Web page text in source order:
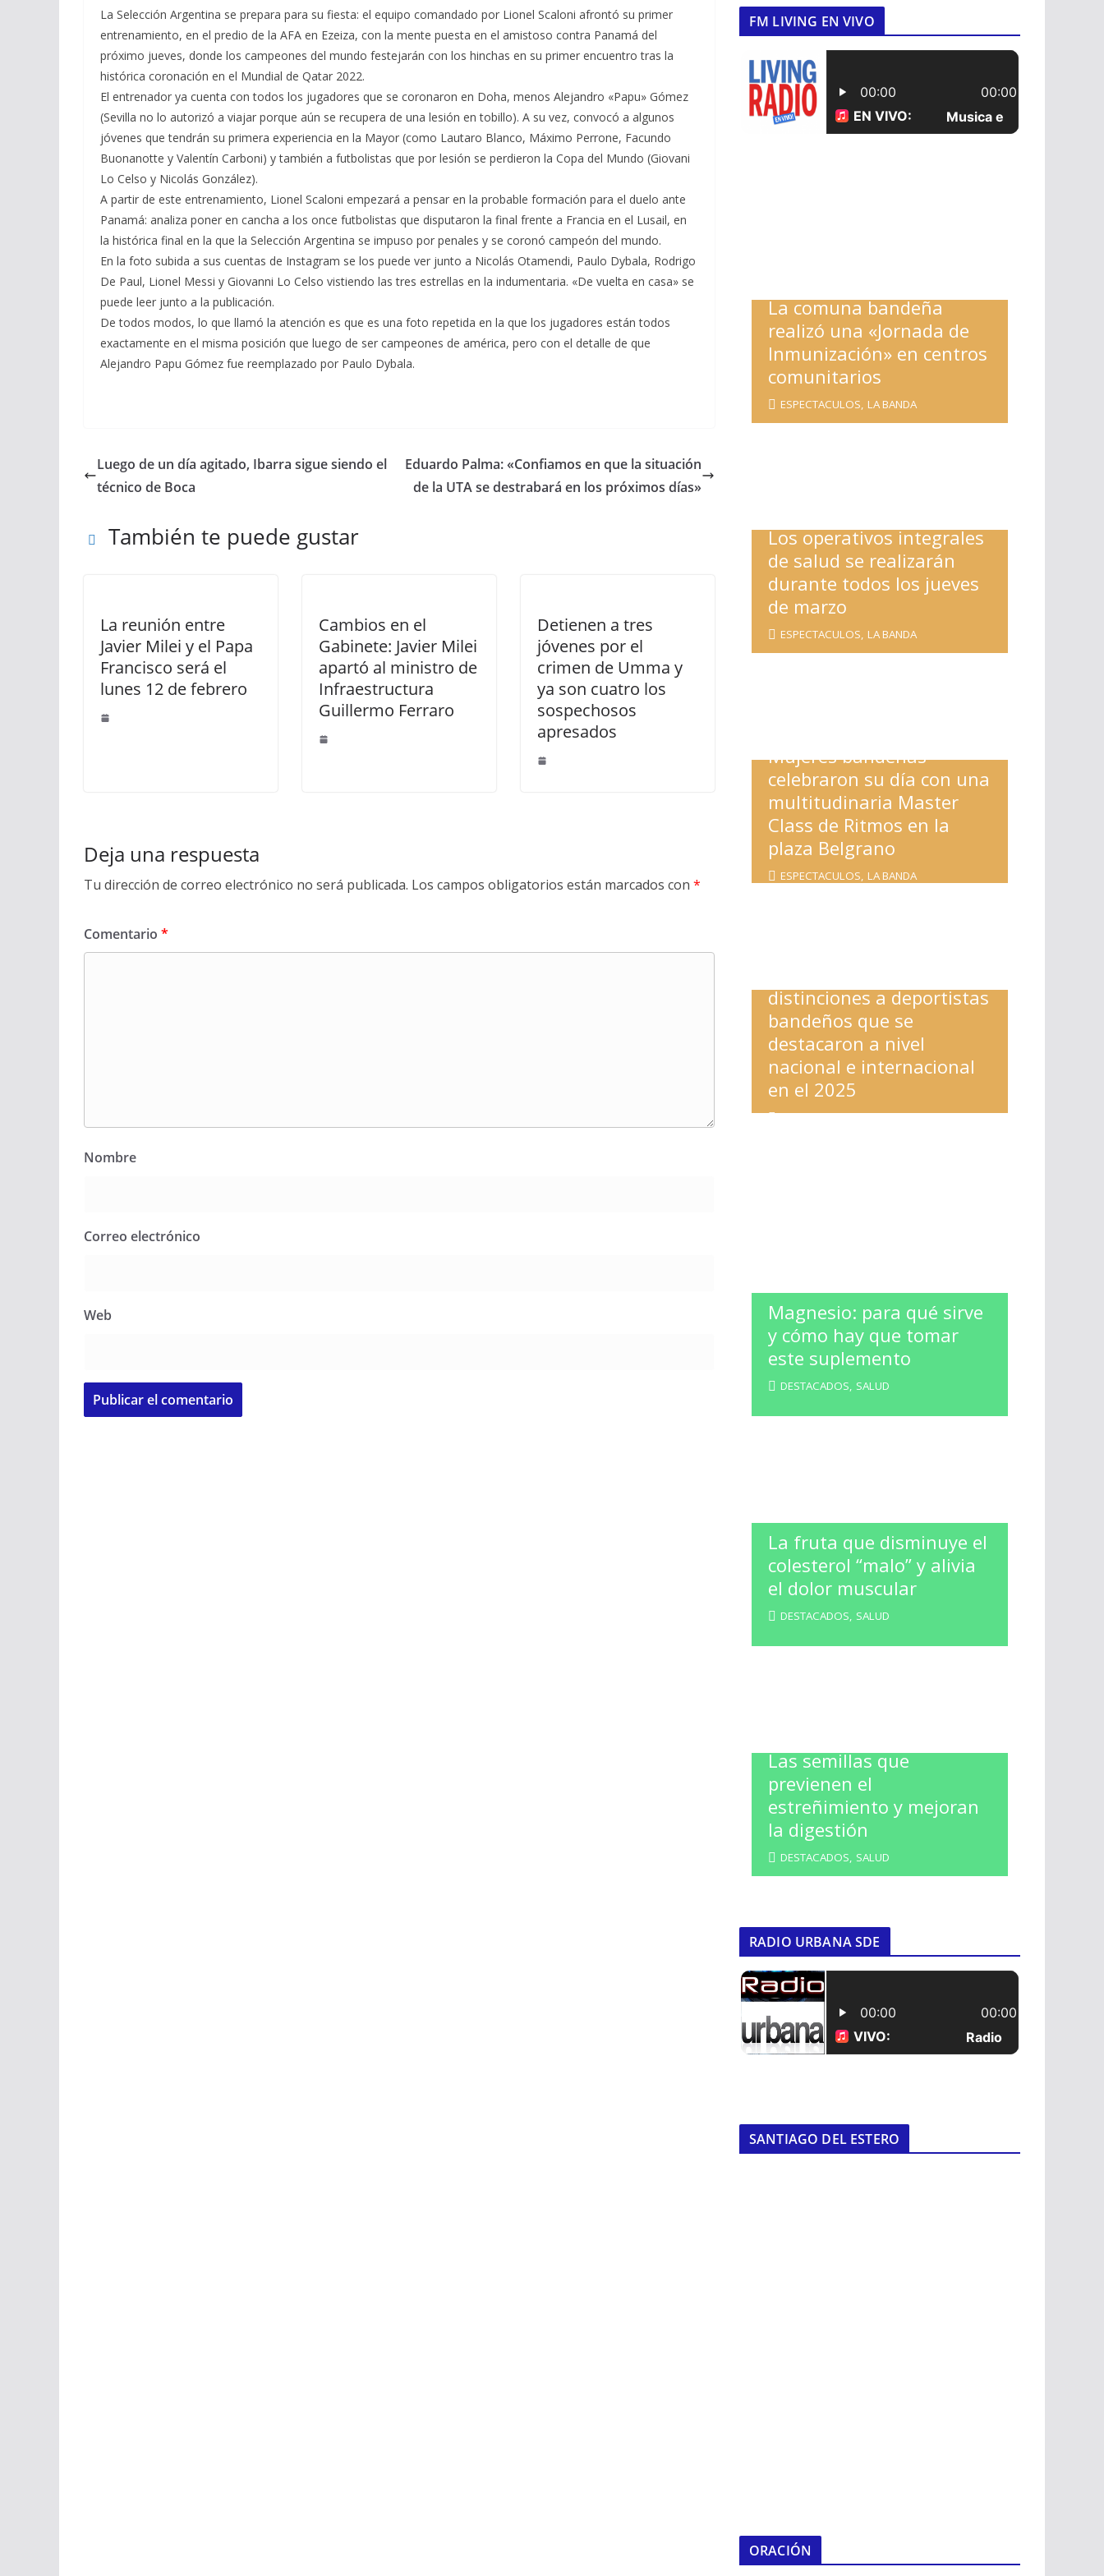
La Selección Argentina se prepara para su fiesta: el equipo comandado por Lionel Scaloni afrontó su primer
entrenamiento, en el predio de la AFA en Ezeiza, con la mente puesta en el amistoso contra Panamá del
próximo jueves, donde los campeones del mundo festejarán con los hinchas en su primer encuentro tras la
histórica coronación en el Mundial de Qatar 2022.
El entrenador ya cuenta con todos los jugadores que se coronaron en Doha, menos Alejandro «Papu» Gómez
(Sevilla no lo autorizó a viajar porque aún se recupera de una lesión en tobillo). A su vez, convocó a algunos
jóvenes que tendrán su primera experiencia en la Mayor (como Lautaro Blanco, Máximo Perrone, Facundo
Buonanotte y Valentín Carboni) y también a futbolistas que por lesión se perdieron la Copa del Mundo (Giovani
Lo Celso y Nicolás González).
A partir de este entrenamiento, Lionel Scaloni empezará a pensar en la probable formación para el duelo ante
Panamá: analiza poner en cancha a los once futbolistas que disputaron la final frente a Francia en el Lusail, en
la histórica final en la que la Selección Argentina se impuso por penales y se coronó campeón del mundo.
En la foto subida a sus cuentas de Instagram se los puede ver junto a Nicolás Otamendi, Paulo Dybala, Rodrigo
De Paul, Lionel Messi y Giovanni Lo Celso vistiendo las tres estrellas en la indumentaria. «De vuelta en casa» se
puede leer junto a la publicación.
De todos modos, lo que llamó la atención es que es una foto repetida en la que los jugadores están todos
exactamente en el misma posición que luego de ser campeones de américa, pero con el detalle de que
Alejandro Papu Gómez fue reemplazado por Paulo Dybala.
Luego de un día agitado, Ibarra sigue siendo el
técnico de Boca
Eduardo Palma: «Confiamos en que la situación
de la UTA se destrabará en los próximos días»
También te puede gustar
La reunión entre
Javier Milei y el Papa
Francisco será el
lunes 12 de febrero
Cambios en el
Gabinete: Javier Milei
apartó al ministro de
Infraestructura
Guillermo Ferraro
Detienen a tres
jóvenes por el
crimen de Umma y
ya son cuatro los
sospechosos
apresados
Deja una respuesta
Tu dirección de correo electrónico no será publicada. Los campos obligatorios están marcados con *
Comentario *
Nombre
Correo electrónico
Web
FM LIVING EN VIVO
La comuna bandeña
realizó una «Jornada de
Inmunización» en centros
comunitarios
ESPECTACULOS LA BANDA
Los operativos integrales
de salud se realizarán
durante todos los jueves
de marzo
ESPECTACULOS LA BANDA
Mujeres bandeñas
celebraron su día con una
multitudinaria Master
Class de Ritmos en la
plaza Belgrano
ESPECTACULOS LA BANDA
distinciones a deportistas
bandeños que se
destacaron a nivel
nacional e internacional
en el 2025
ESPECTACULOS, LA BANDA
Magnesio: para qué sirve
y cómo hay que tomar
este suplemento
DESTACADOS SALUD
La fruta que disminuye el
colesterol “malo” y alivia
el dolor muscular
DESTACADOS SALUD
Las semillas que
previenen el
estreñimiento y mejoran
la digestión
DESTACADOS SALUD
RADIO URBANA SDE
SANTIAGO DEL ESTERO
ORACIÓN